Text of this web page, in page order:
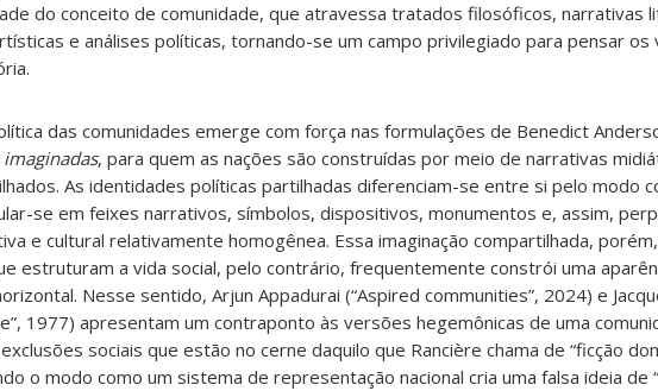
do conceito de comunidade, que atravessa tratados filosóficos, narrativas
e análises políticas, tornando-se um campo privilegiado para pensar os
das comunidades emerge com força nas formulações de Benedict
, para quem as nações são construídas por meio de narrativas
As identidades políticas partilhadas diferenciam-se entre si pelo modo
se em feixes narrativos, símbolos, dispositivos, monumentos e, assim,
e cultural relativamente homogênea. Essa imaginação compartilhada,
estruturam a vida social, pelo contrário, frequentemente constrói uma
Nesse sentido, Arjun Appadurai (“Aspired communities”, 2024) e
1977) apresentam um contraponto às versões hegemônicas de uma
sociais que estão no cerne daquilo que Rancière chama de “ficção
o modo como um sistema de representação nacional cria uma falsa ideia de